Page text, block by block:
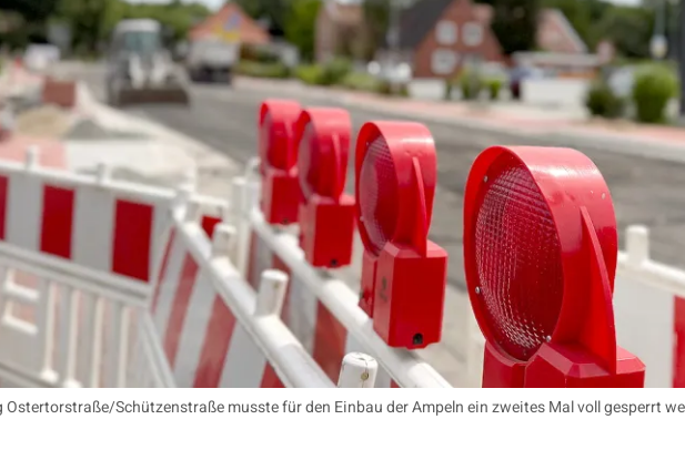
Ostertorstraße/Schützenstraße musste für den Einbau der Ampeln ein zweites Mal voll gesperrt